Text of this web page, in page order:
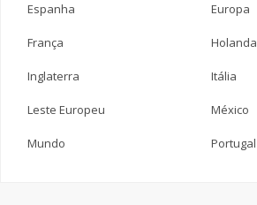
Espanha Europa
França Holanda
Inglaterra Itália
Leste Europeu México
Mundo Portugal